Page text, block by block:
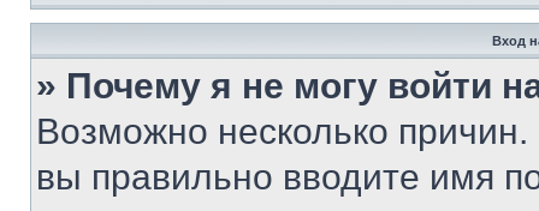
Вход
» Почему я не могу войти
Возможно несколько
вы правильно вводите имя